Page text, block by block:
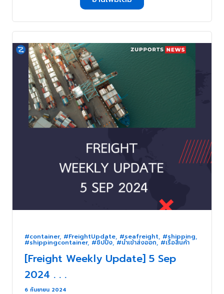
#container, #FreightUpdate, #seafreight, #shipping,
#shippingcontainer, #ชิปปิ้ง,#นำเข้าส่งออก,#เรือสินค้า
[Freight Weekly Update] 5 Sep
2024 . . .
6 กันยายน 2024